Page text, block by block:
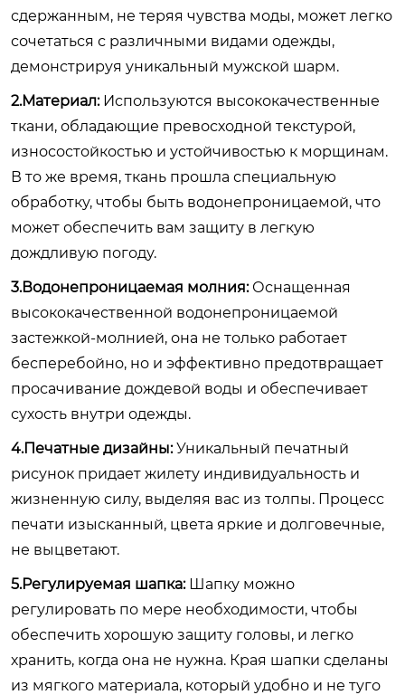
сдержанным, не теряя чувства моды, может легко
сочетаться с различными видами одежды,
демонстрируя уникальный мужской шарм.
2.Материал:Используются высококачественные
ткани, обладающие превосходной текстурой,
износостойкостью и устойчивостью к морщинам.
В то же время, ткань прошла специальную
обработку, чтобы быть водонепроницаемой, что
может обеспечить вам защиту в легкую
дождливую погоду.
3.Водонепроницаемая молния: Оснащенная
высококачественной водонепроницаемой
застежкой-молнией, она не только работает
бесперебойно, но и эффективно предотвращает
просачивание дождевой воды и обеспечивает
сухость внутри одежды.
4.Печатные дизайны:Уникальный печатный
рисунок придает жилету индивидуальность и
жизненную силу, выделяя вас из толпы. Процесс
печати изысканный, цвета яркие и долговечные,
не выцветают.
5.Регулируемая шапка:Шапку можно
регулировать по мере необходимости, чтобы
обеспечить хорошую защиту головы, и легко
хранить, когда она не нужна. Края шапки сделаны
из мягкого материала, который удобно и не туго